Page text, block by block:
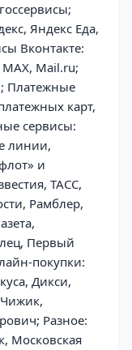
Яндекс Еда,
Вконтакте:
Mail.ru;
Платежные
карт,
сервисы:
линии,
и
ТАСС,
Рамблер,
Первый
покупки:
Дикси,
Чижик,
Разное:
Московская